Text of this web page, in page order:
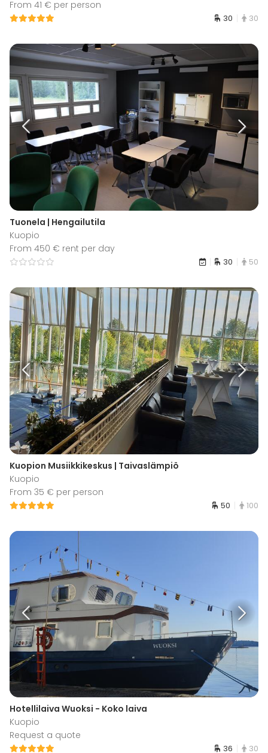
From 41 € per person
30 30
Tuonela | Hengailutila
Kuopio
From 450 € rent per day
30 50
Kuopion Musiikkikeskus | Taivaslämpiö
Kuopio
From 35 € per person
50 100
Hotellilaiva Wuoksi - Koko laiva
Kuopio
Request a quote
36 30